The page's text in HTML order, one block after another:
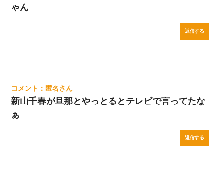
ゃん
返信する
匿名
新山千春が旦那とやっとるとテレビで言ってたな
ぁ
返信する